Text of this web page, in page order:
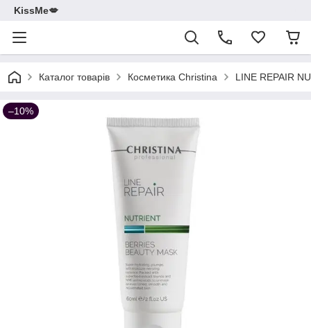
KissMe💋
Каталог товарів Косметика Christina LINE REPAIR
–10%